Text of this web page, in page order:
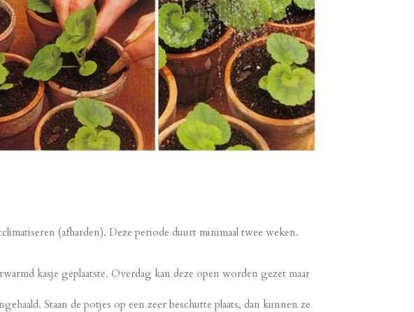
(afharden). Deze periode duurt minimaal twee weken.
kasje geplaatste. Overdag kan deze open worden gezet maar
Staan de potjes op een zeer beschutte plaats, dan kunnen ze